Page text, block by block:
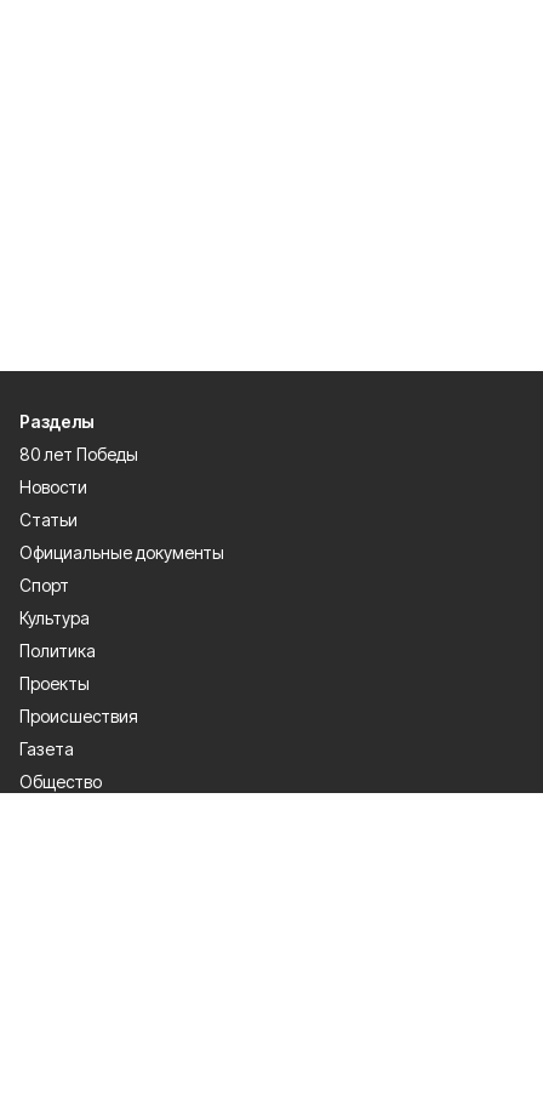
Разделы
80 лет Победы
Новости
Статьи
Официальные документы
Спорт
Культура
Политика
Проекты
Происшествия
Газета
Общество